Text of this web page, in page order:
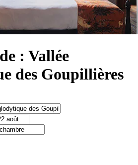
: Vallée
des Goupillières